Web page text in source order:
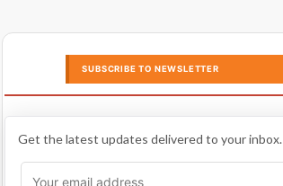
SUBSCRIBE TO NEWSLETTER
Get the latest updates delivered to your inbox.